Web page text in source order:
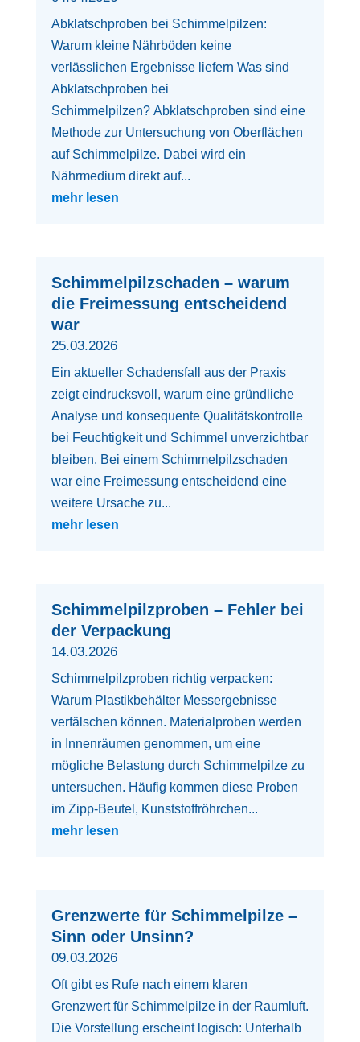
Abklatschproben bei Schimmelpilzen:
Warum kleine Nährböden keine
verlässlichen Ergebnisse liefern Was sind
Abklatschproben bei
Schimmelpilzen? Abklatschproben sind eine
Methode zur Untersuchung von Oberflächen
auf Schimmelpilze. Dabei wird ein
Nährmedium direkt auf...
mehr lesen
Schimmelpilzschaden – warum
die Freimessung entscheidend
war
25.03.2026
Ein aktueller Schadensfall aus der Praxis
zeigt eindrucksvoll, warum eine gründliche
Analyse und konsequente Qualitätskontrolle
bei Feuchtigkeit und Schimmel unverzichtbar
bleiben. Bei einem Schimmelpilzschaden
war eine Freimessung entscheidend eine
weitere Ursache zu...
mehr lesen
Schimmelpilzproben – Fehler bei
der Verpackung
14.03.2026
Schimmelpilzproben richtig verpacken:
Warum Plastikbehälter Messergebnisse
verfälschen können. Materialproben werden
in Innenräumen genommen, um eine
mögliche Belastung durch Schimmelpilze zu
untersuchen. Häufig kommen diese Proben
im Zipp-Beutel, Kunststoffröhrchen...
mehr lesen
Grenzwerte für Schimmelpilze –
Sinn oder Unsinn?
09.03.2026
Oft gibt es Rufe nach einem klaren
Grenzwert für Schimmelpilze in der Raumluft.
Die Vorstellung erscheint logisch: Unterhalb